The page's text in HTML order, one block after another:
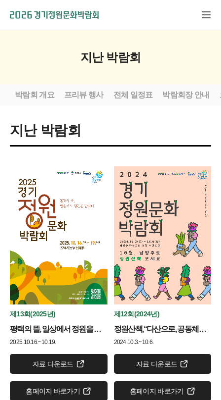
지난 박람회
박람회 개요 프리뷰 행사 전체 일정표 박람회장 안내
지난 박람회
제13회(2025년)
평택의 뜰, 일상에서 정원을 만나다
2025.10.16.~10.19.
자료 다운로드
홈페이지 바로가기
제12회(2024년)
정원산책,“다산으로, 공동체로, 탄소제로”
2024.10.3.~10.6.
자료 다운로드
홈페이지 바로가기